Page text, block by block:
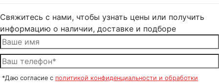
Свяжитесь с нами, чтобы узнать цены или получить
информацию о наличии, доставке и подборе
*Даю согласие с политикой конфиденциальности и обработки